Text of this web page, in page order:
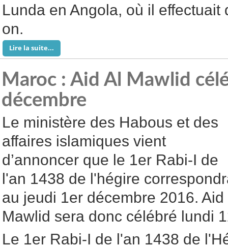
Lunda en Angola, où il effectuait
on.
Lire la suite...
Maroc : Aid Al Mawlid
décembre
Le ministère des Habous et des
affaires islamiques vient
d’annoncer que le 1er Rabi-I de
l'an 1438 de l'hégire
au jeudi 1er décembre 2016. Aid
Mawlid sera donc célébré lundi
Le 1er Rabi-I de l'an 1438 de